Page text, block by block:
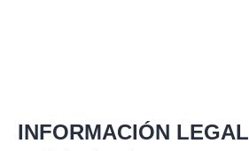
INFORMACIÓN LEGAL